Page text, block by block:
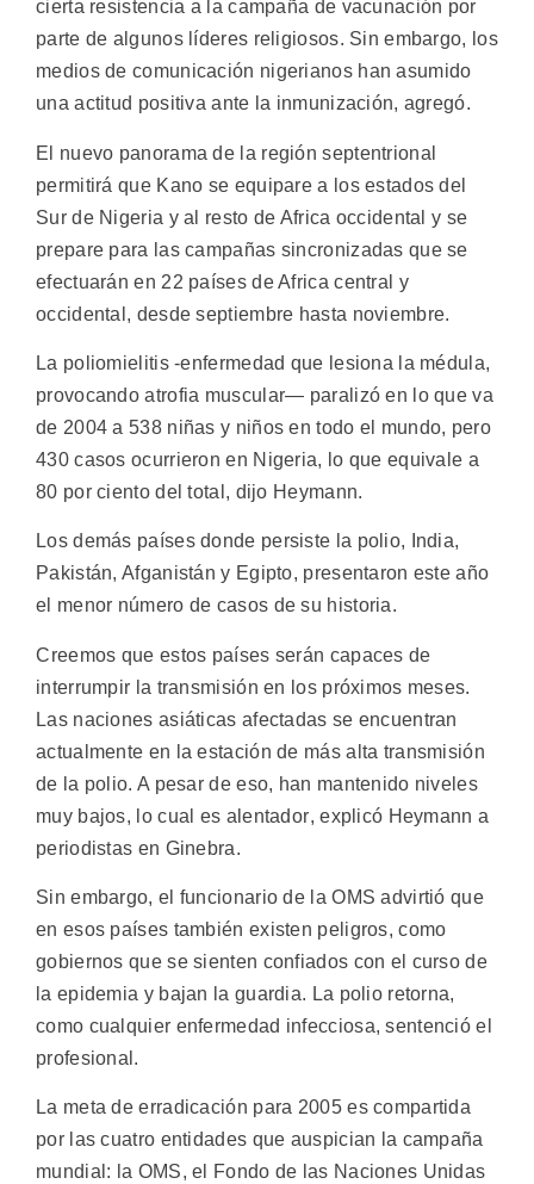
cierta resistencia a la campaña de vacunación por
parte de algunos líderes religiosos. Sin embargo, los
medios de comunicación nigerianos han asumido
una actitud positiva ante la inmunización, agregó.
El nuevo panorama de la región septentrional
permitirá que Kano se equipare a los estados del
Sur de Nigeria y al resto de Africa occidental y se
prepare para las campañas sincronizadas que se
efectuarán en 22 países de Africa central y
occidental, desde septiembre hasta noviembre.
La poliomielitis -enfermedad que lesiona la médula,
provocando atrofia muscular— paralizó en lo que va
de 2004 a 538 niñas y niños en todo el mundo, pero
430 casos ocurrieron en Nigeria, lo que equivale a
80 por ciento del total, dijo Heymann.
Los demás países donde persiste la polio, India,
Pakistán, Afganistán y Egipto, presentaron este año
el menor número de casos de su historia.
Creemos que estos países serán capaces de
interrumpir la transmisión en los próximos meses.
Las naciones asiáticas afectadas se encuentran
actualmente en la estación de más alta transmisión
de la polio. A pesar de eso, han mantenido niveles
muy bajos, lo cual es alentador, explicó Heymann a
periodistas en Ginebra.
Sin embargo, el funcionario de la OMS advirtió que
en esos países también existen peligros, como
gobiernos que se sienten confiados con el curso de
la epidemia y bajan la guardia. La polio retorna,
como cualquier enfermedad infecciosa, sentenció el
profesional.
La meta de erradicación para 2005 es compartida
por las cuatro entidades que auspician la campaña
mundial: la OMS, el Fondo de las Naciones Unidas